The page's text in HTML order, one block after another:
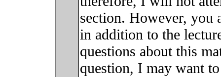
section. However, you
in addition to the
questions about this
question, I may want